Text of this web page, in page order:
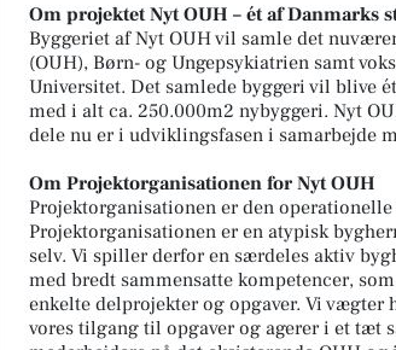
Om projektet Nyt OUH – ét af Danmarks
Byggeriet af Nyt OUH vil samle det
(OUH), Børn- og Ungepsykiatrien samt
Universitet. Det samlede byggeri vil blive
med i alt ca. 250.000m2 nybyggeri. Nyt
dele nu er i udviklingsfasen i samarbejde
Om Projektorganisationen for Nyt OUH
Projektorganisationen er den
Projektorganisationen er en atypisk
selv. Vi spiller derfor en særdeles aktiv
med bredt sammensatte kompetencer,
enkelte delprojekter og opgaver. Vi
vores tilgang til opgaver og agerer i et tæt